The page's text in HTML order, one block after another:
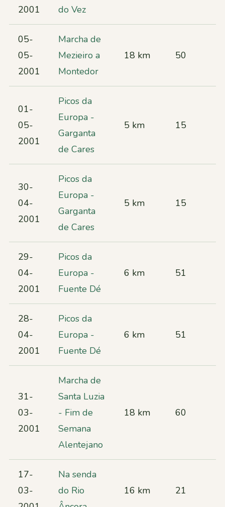
2001
do Vez
05-
05-
2001
Marcha de
Mezieiro a
Montedor
18 km 50
01-
05-
2001
Picos da
Europa -
Garganta
de Cares
5 km 15
30-
04-
2001
Picos da
Europa -
Garganta
de Cares
5 km 15
29-
04-
2001
Picos da
Europa -
Fuente Dé
6 km 51
28-
04-
2001
Picos da
Europa -
Fuente Dé
6 km 51
31-
03-
2001
Marcha de
Santa Luzia
- Fim de
Semana
Alentejano
18 km 60
17-
03-
Na senda
do Rio
16 km 21